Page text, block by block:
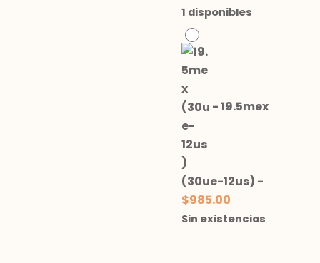
1 disponibles
-19.5mex
(30ue-12us) -
$985.00
Sin existencias